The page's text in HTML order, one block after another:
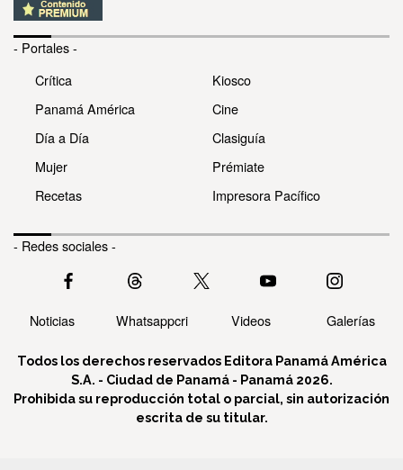
- Portales -
Crítica
Panamá América
Día a Día
Mujer
Recetas
Kiosco
Cine
Clasiguía
Prémiate
Impresora Pacífico
- Redes sociales -
Noticias Whatsappcri Videos Galerías
Todos los derechos reservados Editora Panamá América
S.A. - Ciudad de Panamá - Panamá 2026.
Prohibida su reproducción total o parcial, sin autorización
escrita de su titular.